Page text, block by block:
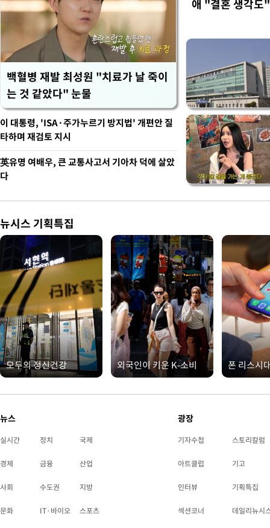
백혈병 재발 최성원 "치료가 날 죽이
는 것 같았다" 눈물
애 "결혼 생각도"
이 대통령, 'ISA·주가누르기 방지법' 개편안 질
타하며 재검토 지시
英유명 여배우, 큰 교통사고서 기아차 덕에 살았
다
뉴시스 기획특집
모두의 정신건강 외국인이 키운 K-소비 폰 리스시
뉴스
실시간 정치 국제
경제 금융 산업
사회 수도권 지방
문화 IT·바이오 스포츠
광장
기자수첩 스토리칼럼
아트클럽 기고
인터뷰 기획특집
섹션코너 데일리뉴시